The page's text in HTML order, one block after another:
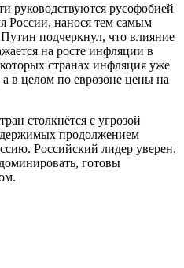
руководствуются русофобией
России, нанося тем самым
подчеркнул, что влияние
на росте инфляции в
странах инфляция уже
в целом по еврозоне цены на
столкнётся с угрозой
продолжением
Российский лидер уверен,
готовы